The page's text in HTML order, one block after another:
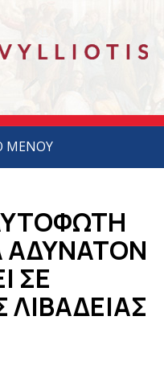
ΜΕΝΟΥ
ΑΔΥΝΑΤΟΝ
ΣΕ